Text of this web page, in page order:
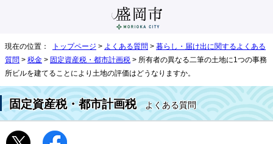
現在の位置： トップページ > よくある質問 > 暮らし・届け出に関するよくある
質問 > 税金 > 固定資産税・都市計画税 > 所有者の異なる二筆の土地に1つの事務
所ビルを建てることにより土地の評価はどうなりますか。
固定資産税・都市計画税よくある質問